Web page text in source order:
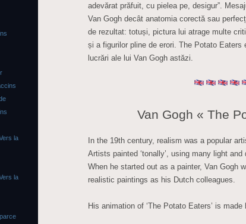
adevărat prăfuit, cu pielea pe, desigur”.
Van Gogh decât anatomia corectă sau
de rezultat: totuși, pictura lui atrage multe
și a figurilor pline de erori. The Potato
lucrări ale lui Van Gogh astăzi.
Van Gogh « The
In the 19th century, realism was a popular
Artists painted ‘tonally’, using many light
When he started out as a painter, Van Gogh
realistic paintings as his Dutch colleagues.
His animation of ‘The Potato Eaters’ is
la
la